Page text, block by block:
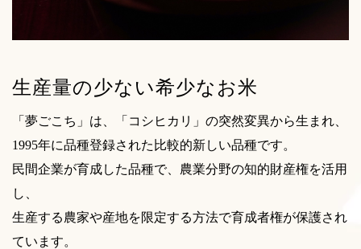
生産量の少ない希少なお米
「夢ごこち」は、「コシヒカリ」の突然変異から生まれ、
1995年に品種登録された比較的新しい品種です。
民間企業が育成した品種で、農業分野の知的財産権を活用
し、
生産する農家や産地を限定する方法で育成者権が保護され
ています。